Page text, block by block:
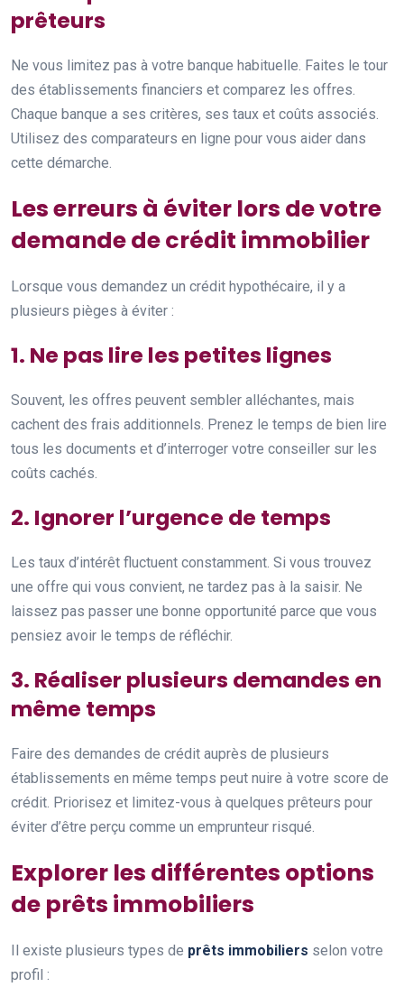
prêteurs
Ne vous limitez pas à votre banque habituelle. Faites le tour
des établissements financiers et comparez les offres.
Chaque banque a ses critères, ses taux et coûts associés.
Utilisez des comparateurs en ligne pour vous aider dans
cette démarche.
Les erreurs à éviter lors de votre
demande de crédit immobilier
Lorsque vous demandez un crédit hypothécaire, il y a
plusieurs pièges à éviter :
1. Ne pas lire les petites lignes
Souvent, les offres peuvent sembler alléchantes, mais
cachent des frais additionnels. Prenez le temps de bien lire
tous les documents et d’interroger votre conseiller sur les
coûts cachés.
2. Ignorer l’urgence de temps
Les taux d’intérêt fluctuent constamment. Si vous trouvez
une offre qui vous convient, ne tardez pas à la saisir. Ne
laissez pas passer une bonne opportunité parce que vous
pensiez avoir le temps de réfléchir.
3. Réaliser plusieurs demandes en
même temps
Faire des demandes de crédit auprès de plusieurs
établissements en même temps peut nuire à votre score de
crédit. Priorisez et limitez-vous à quelques prêteurs pour
éviter d’être perçu comme un emprunteur risqué.
Explorer les différentes options
de prêts immobiliers
Il existe plusieurs types de prêts immobiliers selon votre
profil :